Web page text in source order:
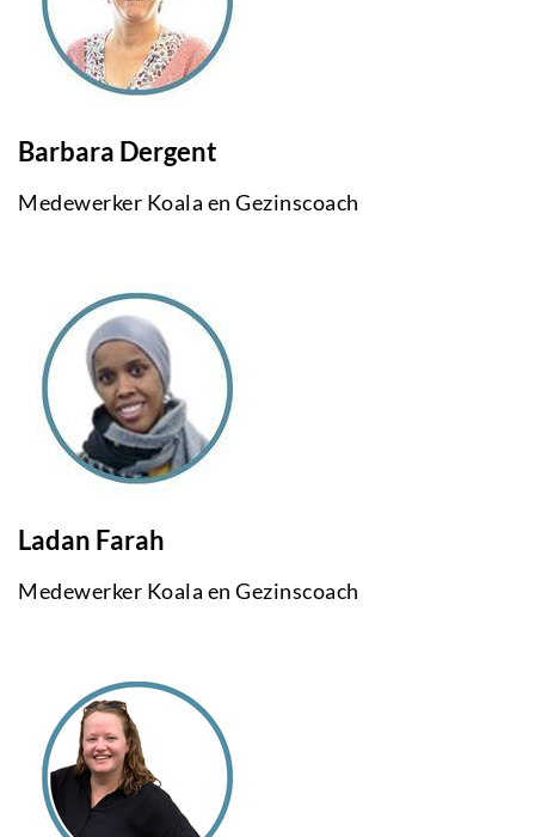
Barbara Dergent
Medewerker Koala en Gezinscoach
Ladan Farah
Medewerker Koala en Gezinscoach